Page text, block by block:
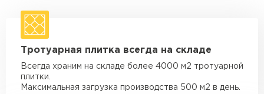
Способ доставки
Машина - 1,5 тн до 14 м3
макс. длина груза 4 м
Машина - 1,5 тн до 20 м3
макс. длина груза 4 м
Тротуарная плитка всегда на складе
Всегда храним на складе более 4000 м2 тротуарной
плитки.
Максимальная загрузка производства 500 м2 в день.